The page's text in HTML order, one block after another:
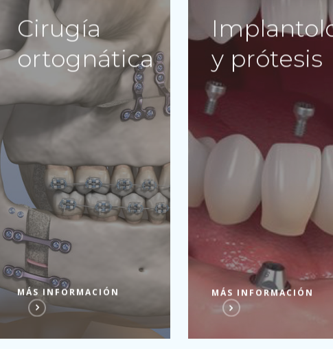
Cirugía
ortognática
MÁS INFORMACIÓN
y prótesis
MÁS INFORMACIÓN